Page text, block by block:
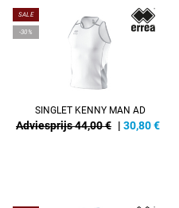
SALE
-30%
SINGLET KENNY MAN AD
Adviesprijs 44,00 € | 30,80€